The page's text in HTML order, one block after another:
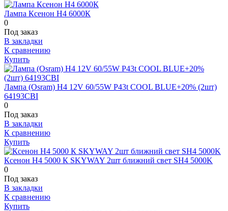
Лампа Ксенон H4 6000К
0
Под заказ
В закладки
К сравнению
Купить
Лампа (Osram) H4 12V 60/55W P43t COOL BLUE+20% (2шт)
64193CBI
0
Под заказ
В закладки
К сравнению
Купить
Ксенон Н4 5000 К SKYWAY 2шт ближний свет SH4 5000K
0
Под заказ
В закладки
К сравнению
Купить